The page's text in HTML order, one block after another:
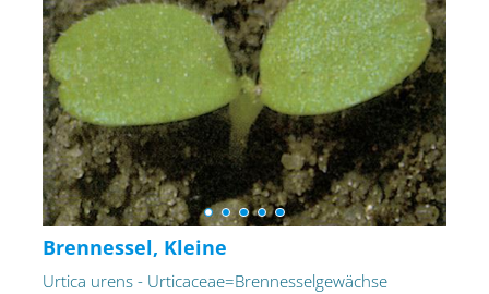
Brennessel, Kleine
Urtica urens - Urticaceae=Brennesselgewächse